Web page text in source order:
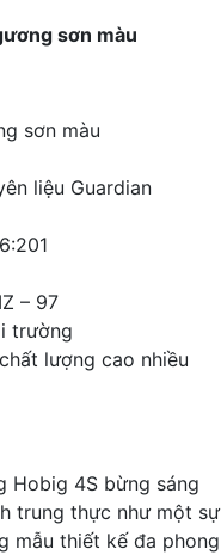
sơn màu
sơn màu
liệu Guardian
– 97
trường
lượng cao nhiều
Hobig 4S bừng sáng
trung thực như một sự
mẫu thiết kế đa phong